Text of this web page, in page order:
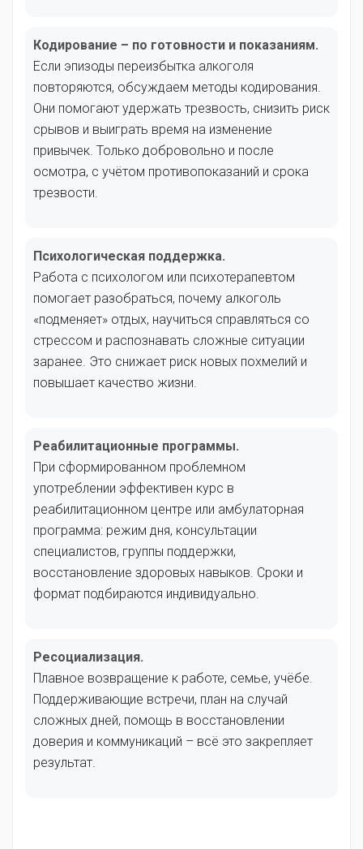
Кодирование – по готовности и показаниям.
Если эпизоды переизбытка алкоголя
повторяются, обсуждаем методы кодирования.
Они помогают удержать трезвость, снизить риск
срывов и выиграть время на изменение
привычек. Только добровольно и после
осмотра, с учётом противопоказаний и срока
трезвости.
Психологическая поддержка.
Работа с психологом или психотерапевтом
помогает разобраться, почему алкоголь
«подменяет» отдых, научиться справляться со
стрессом и распознавать сложные ситуации
заранее. Это снижает риск новых похмелий и
повышает качество жизни.
Реабилитационные программы.
При сформированном проблемном
употреблении эффективен курс в
реабилитационном центре или амбулаторная
программа: режим дня, консультации
специалистов, группы поддержки,
восстановление здоровых навыков. Сроки и
формат подбираются индивидуально.
Ресоциализация.
Плавное возвращение к работе, семье, учёбе.
Поддерживающие встречи, план на случай
сложных дней, помощь в восстановлении
доверия и коммуникаций – всё это закрепляет
результат.